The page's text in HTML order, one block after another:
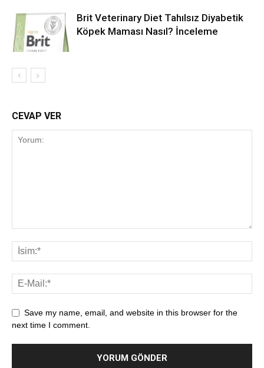
Brit Veterinary Diet Tahılsız Diyabetik
Köpek Maması Nasıl? İnceleme
CEVAP VER
Save my name, email, and website in this browser for the
next time I comment.